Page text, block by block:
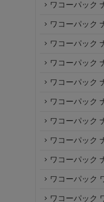
ワコーパック
ワコーパック
ワコーパック
ワコーパック
ワコーパック
ワコーパック
ワコーパック
ワコーパック
ワコーパック
ワコーパック
ワコーパック